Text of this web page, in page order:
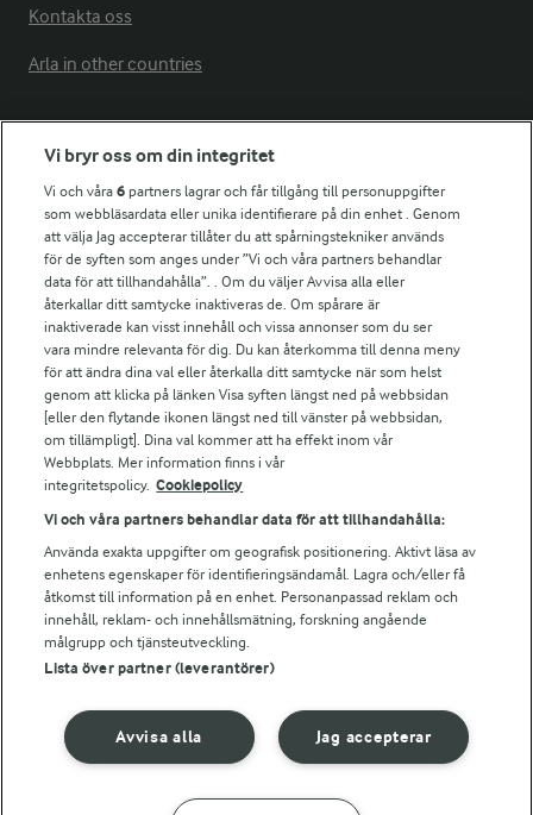
Kontakta oss
Arla in other countries
Fler Arlasajter
För ägare
Arlas kundportal
Arla.com
Falbygdens Ost
Arla webbshop
Bildbank
Följ oss
© 2026 Arla Foods
Integritetspolicy
Vi bryr oss om din integritet
Vi och våra6 partners lagrar och får tillgång till personuppgifter
som webbläsardata eller unika identifierare på din enhet . Genom
att välja Jag accepterar tillåter du att spårningstekniker används
för de syften som anges under ”Vi och våra partners behandlar
data för att tillhandahålla”. . Om du väljer Avvisa alla eller
återkallar ditt samtycke inaktiveras de. Om spårare är
inaktiverade kan visst innehåll och vissa annonser som du ser
vara mindre relevanta för dig. Du kan återkomma till denna meny
för att ändra dina val eller återkalla ditt samtycke när som helst
genom att klicka på länken Visa syften längst ned på webbsidan
[eller den flytande ikonen längst ned till vänster på webbsidan,
om tillämpligt]. Dina val kommer att ha effekt inom vår
Webbplats. Mer information finns i vår
integritetspolicy. Cookiepolicy
Vi och våra partners behandlar data för att tillhandahålla:
Använda exakta uppgifter om geografisk positionering. Aktivt läsa av
enhetens egenskaper för identifieringsändamål. Lagra och/eller få
åtkomst till information på en enhet. Personanpassad reklam och
innehåll, reklam- och innehållsmätning, forskning angående
målgrupp och tjänsteutveckling.
Lista över partner (leverantörer)
Jag accepterar
Avvisa alla